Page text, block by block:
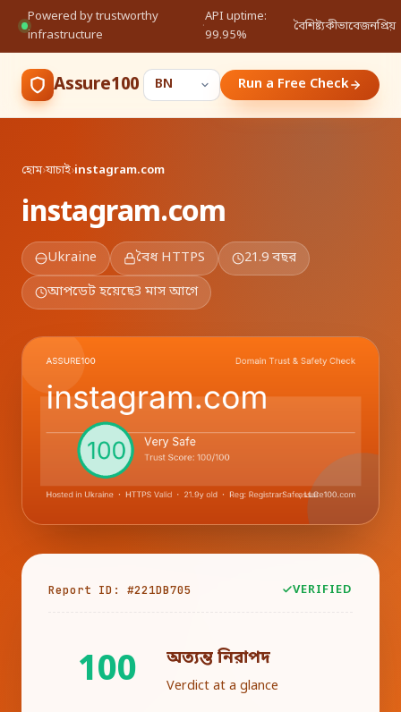
Powered by trustworthy
infrastructure
·
API uptime:
99.95%
বৈশিষ্ট্যকীভাবেজনপ্রিয়
Assure100 Run a Free Check
হোম›যাচাই›instagram.com
instagram.com
Ukraine বৈধ HTTPS
21.9 বছর
আপডেট হয়েছে3 মাস আগে
Report ID: #221DB705 VERIFIED
100 অত্যন্ত নিরাপদ
Verdict at a glance